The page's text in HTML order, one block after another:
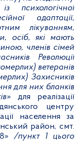
психологічної
адаптації,
лікуванням,
осіб, які мають
членів сімей
Революції
ветеранів
Захисників
для них бланків
для реалізації
центру
населення за
район, смт.
/пункт 1 цього